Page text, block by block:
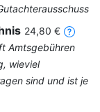
24,80 €
Amtsgebühren
wieviel
sind und ist je